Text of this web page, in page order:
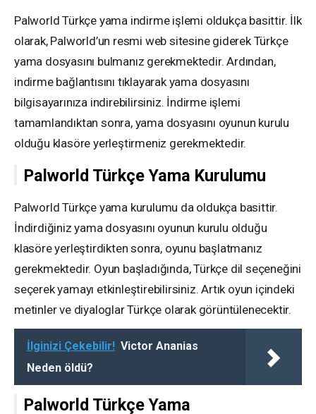
Palworld Türkçe yama indirme işlemi oldukça basittir. İlk
olarak, Palworld’un resmi web sitesine giderek Türkçe
yama dosyasını bulmanız gerekmektedir. Ardından,
indirme bağlantısını tıklayarak yama dosyasını
bilgisayarınıza indirebilirsiniz. İndirme işlemi
tamamlandıktan sonra, yama dosyasını oyunun kurulu
olduğu klasöre yerleştirmeniz gerekmektedir.
Palworld Türkçe Yama Kurulumu
Palworld Türkçe yama kurulumu da oldukça basittir.
İndirdiğiniz yama dosyasını oyunun kurulu olduğu
klasöre yerleştirdikten sonra, oyunu başlatmanız
gerekmektedir. Oyun başladığında, Türkçe dil seçeneğini
seçerek yamayı etkinleştirebilirsiniz. Artık oyun içindeki
metinler ve diyaloglar Türkçe olarak görüntülenecektir.
İlginizi Çekebilir! Victor Ananias
Neden öldü?
Palworld Türkçe Yama